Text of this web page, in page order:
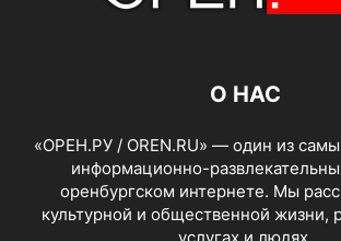
О НАС
«ОРЕН.РУ / OREN.RU» — один из
информационно-
оренбургском интернете. Мы
культурной и общественной жизни,